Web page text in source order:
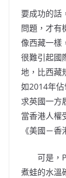
要成功的話
問題，才有
像西藏一樣
很難引起國
地，比西藏
如2014年
求英國一方
當香港人權
《美國－
可是，
煮蛙的水溫